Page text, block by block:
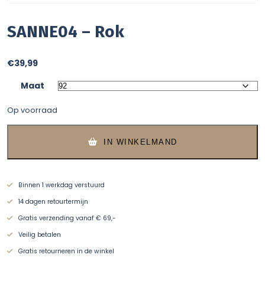
SANNE04 – Rok
€39,99
Maat
Op voorraad
IN WINKELMAND
Binnen 1 werkdag verstuurd
14 dagen retourtermijn
Gratis verzending vanaf € 69,-
Veilig betalen
Gratis retourneren in de winkel